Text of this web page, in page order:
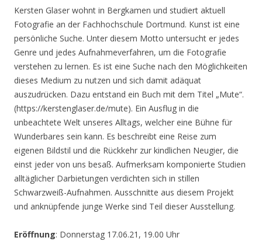
Kersten Glaser wohnt in Bergkamen und studiert aktuell
Fotografie an der Fachhochschule Dortmund. Kunst ist eine
persönliche Suche. Unter diesem Motto untersucht er jedes
Genre und jedes Aufnahmeverfahren, um die Fotografie
verstehen zu lernen. Es ist eine Suche nach den Möglichkeiten
dieses Medium zu nutzen und sich damit adäquat
auszudrücken. Dazu entstand ein Buch mit dem Titel „Mute“.
(https://kerstenglaser.de/mute). Ein Ausflug in die
unbeachtete Welt unseres Alltags, welcher eine Bühne für
Wunderbares sein kann. Es beschreibt eine Reise zum
eigenen Bildstil und die Rückkehr zur kindlichen Neugier, die
einst jeder von uns besaß. Aufmerksam komponierte Studien
alltäglicher Darbietungen verdichten sich in stillen
Schwarzweiß-Aufnahmen. Ausschnitte aus diesem Projekt
und anknüpfende junge Werke sind Teil dieser Ausstellung.
Eröffnung: Donnerstag 17.06.21, 19.00 Uhr